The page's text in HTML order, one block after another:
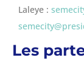
Laleye :
Les